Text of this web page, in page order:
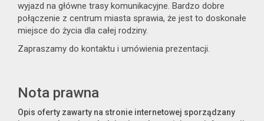
wyjazd na główne trasy komunikacyjne. Bardzo dobre
połączenie z centrum miasta sprawia, że jest to doskonałe
miejsce do życia dla całej rodziny.
Zapraszamy do kontaktu i umówienia prezentacji.
Nota prawna
Opis oferty zawarty na stronie internetowej sporządzany